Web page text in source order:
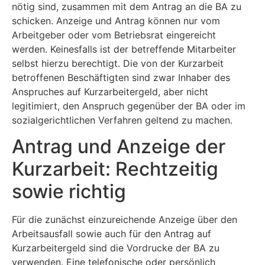
nötig sind, zusammen mit dem Antrag an die BA zu
schicken. Anzeige und Antrag können nur vom
Arbeitgeber oder vom Betriebsrat eingereicht
werden. Keinesfalls ist der betreffende Mitarbeiter
selbst hierzu berechtigt. Die von der Kurzarbeit
betroffenen Beschäftigten sind zwar Inhaber des
Anspruches auf Kurzarbeitergeld, aber nicht
legitimiert, den Anspruch gegenüber der BA oder im
sozialgerichtlichen Verfahren geltend zu machen.
Antrag und Anzeige der
Kurzarbeit: Rechtzeitig
sowie richtig
Für die zunächst einzureichende Anzeige über den
Arbeitsausfall sowie auch für den Antrag auf
Kurzarbeitergeld sind die Vordrucke der BA zu
verwenden. Eine telefonische oder persönlich